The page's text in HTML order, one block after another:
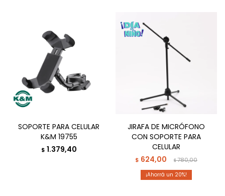
SOPORTE PARA CELULAR
K&M 19755
$ 1.379,40
JIRAFA DE MICRÓFONO
CON SOPORTE PARA
CELULAR
$ 624,00 $780,00
20